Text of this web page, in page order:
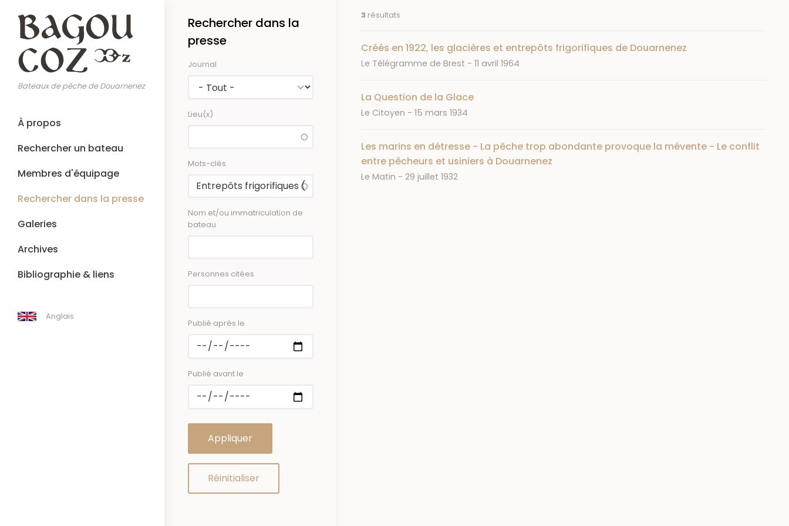
contenu
principal
Bateaux de pêche de Douarnenez
Main
navigation
À propos
Rechercher un bateau
Membres d'équipage
Rechercher dans la presse
Galeries
Archives
Bibliographie & liens
Anglais
Rechercher dans la
presse
Journal
Lieu(x)
Mots-clés
Nom et/ou immatriculation de
bateau
Personnes citées
Publié après le
Publié avant le
3 résultats
Créés en 1922, les glacières et entrepôts frigorifiques de Douarnenez
Journal
Le Télégramme de Brest Date
11 avril 1964
La Question de la Glace
Journal
Le Citoyen Date
15 mars 1934
Les marins en détresse - La pêche trop abondante provoque la mévente - Le conflit
entre pêcheurs et usiniers à Douarnenez
Journal
Le Matin Date
29 juillet 1932